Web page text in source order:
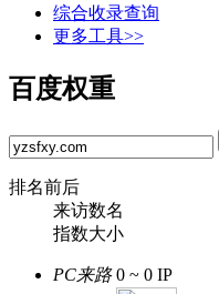
综合收录查询
更多工具>>
百度权重
排名前后
来访数名
指数大小
PC来路 0 ~ 0 IP